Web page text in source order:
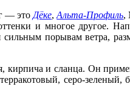
— это Дёке,Альта-Профиль,
и многое другое.
порывам ветра,
кирпича и сланца. Он
серо-зеленый,